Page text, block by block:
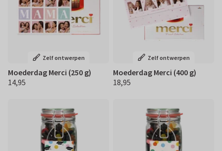
Zelf ontwerpen
Moederdag Merci (250 g)
€ 14,95
14,95
Zelf ontwerpen
Moederdag Merci (400 g)
€ 18,95
18,95